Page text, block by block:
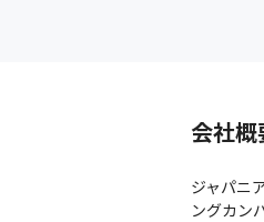
会社概
ジャパニ
ングカン